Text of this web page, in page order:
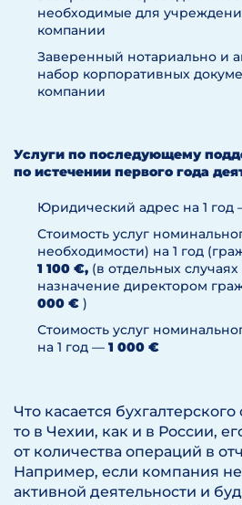
Орган
управления
Отчетность
и
Ответственность
Только
Виды
начала
работу, связанную с
разрешения от банка (в
используется термин
сделки») в отношении
переводов различным
переводами чешской
реинвойсинговой
Чешская фирма в
необходимые для
компании
Заверенный нотариально и
набор корпоративных
компании
Услуги по последующему
по истечении первого года
Юридический адрес на 1 год
Стоимость услуг
необходимости) на 1 год
1 100 €, (в отдельных
назначение директором
000 € )
Стоимость услуг
на 1 год — 1 000 €
Что касается
то в Чехии, как и в России,
от количества операций в
Например, если компания не
активной деятельности и